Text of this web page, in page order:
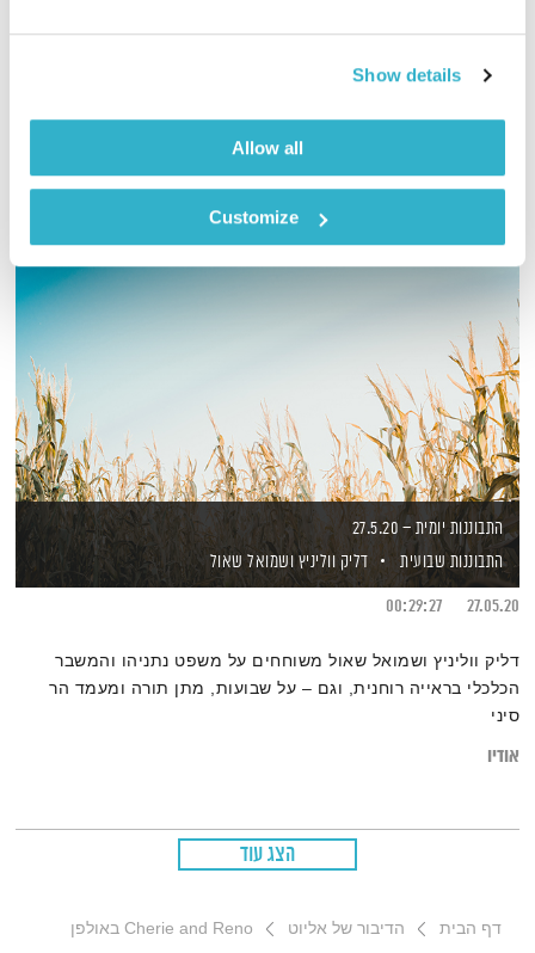
Show details
Allow all
Customize
דדי יצחייק יוצא למסע מוזיקלי בן שעתיים, עם מוזיקה טובה מאז
ועד היום
התבוננות יומית – 27.5.20
התבוננות שבועית
דליק ווליניץ ושמואל שאול
27.05.20
00:29:27
דליק ווליניץ ושמואל שאול משוחחים על משפט נתניהו והמשבר
הכלכלי בראייה רוחנית, וגם – על שבועות, מתן תורה ומעמד הר
סיני
אודיו
הצג עוד
דף הבית הדיבור של אליוט Cherie and Reno באולפן